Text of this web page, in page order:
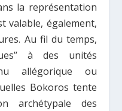
la représentation
valable, également,
Au fil du temps,
à des unités
allégorique ou
Bokoros tente
archétypale des